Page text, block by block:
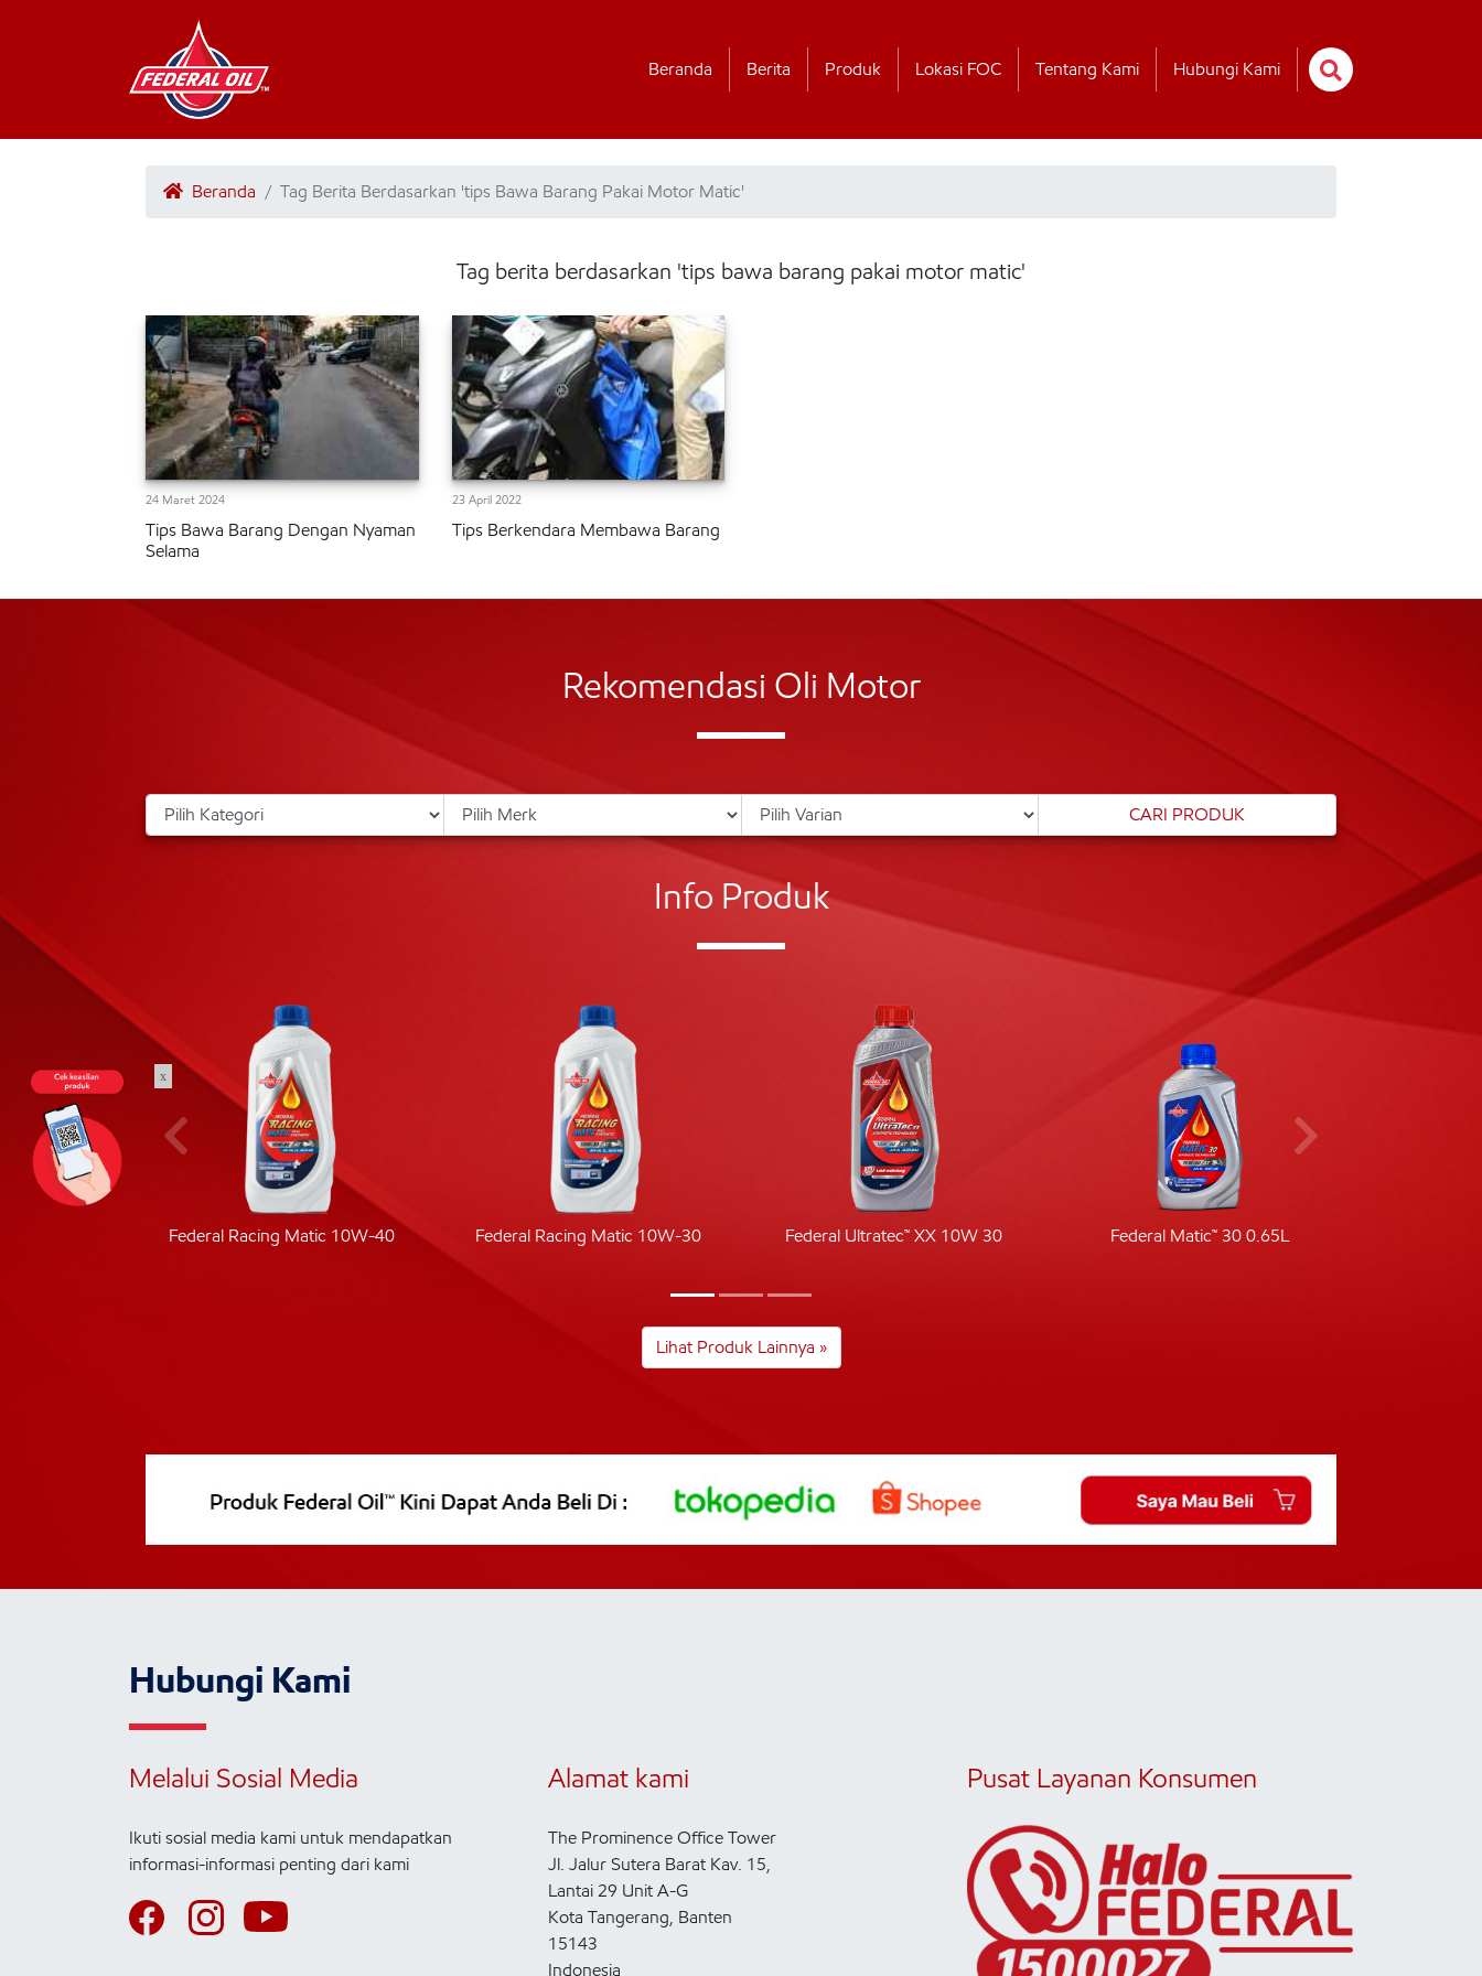
Beranda Berita Produk Lokasi FOC Tentang Kami Hubungi Kami
Beranda Tag Berita Berdasarkan 'tips Bawa Barang Pakai Motor Matic'
Tag berita berdasarkan 'tips bawa barang pakai motor matic'
24 Maret 2024
Tips Bawa Barang Dengan Nyaman
Selama
23 April 2022
Tips Berkendara Membawa Barang
Rekomendasi Oli Motor
Info Produk
Federal Racing Matic 10W-40 Federal Racing Matic 10W-30 Federal Ultratec™ XX 10W 30 Federal Matic™ 30 0.65L
Lihat Produk Lainnya »
Hubungi Kami
Melalui Sosial Media
Ikuti sosial media kami untuk mendapatkan
informasi-informasi penting dari kami
Alamat kami
The Prominence Office Tower
Jl. Jalur Sutera Barat Kav. 15,
Lantai 29 Unit A-G
Kota Tangerang, Banten
15143
Indonesia
Pusat Layanan Konsumen
x